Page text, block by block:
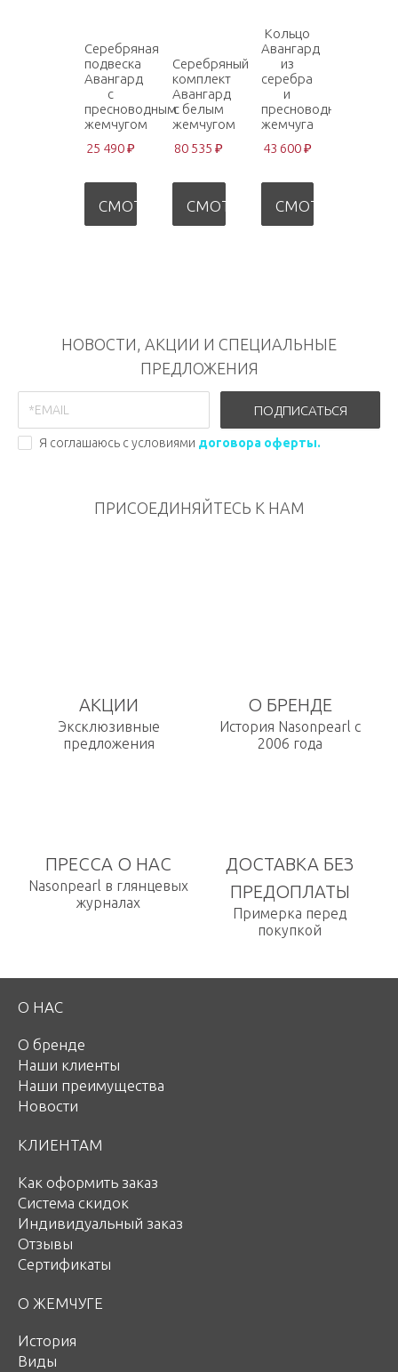
Серебряная
подвеска
Авангард
с
пресноводным
жемчугом
25 490 ₽
СМОТРЕТЬ
Серебряный
комплект
Авангард
с белым
жемчугом
80 535 ₽
СМОТРЕТЬ
Кольцо
Авангард
из
серебра
и
пресноводного
жемчуга
43 600 ₽
СМОТРЕТЬ
НОВОСТИ, АКЦИИ И СПЕЦИАЛЬНЫЕ
ПРЕДЛОЖЕНИЯ
ПОДПИСАТЬСЯ
Я соглашаюсь с условиями договора оферты.
ПРИСОЕДИНЯЙТЕСЬ К НАМ
АКЦИИ
Эксклюзивные
предложения
О БРЕНДЕ
История Nasonpearl с
2006 года
ПРЕССА О НАС
Nasonpearl в глянцевых
журналах
ДОСТАВКА БЕЗ
ПРЕДОПЛАТЫ
Примерка перед
покупкой
О НАС
О бренде
Наши клиенты
Наши преимущества
Новости
КЛИЕНТАМ
Как оформить заказ
Система скидок
Индивидуальный заказ
Отзывы
Сертификаты
О ЖЕМЧУГЕ
История
Виды